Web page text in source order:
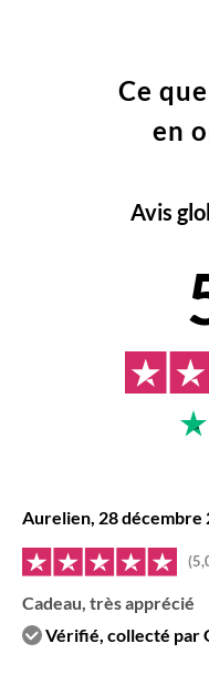
Ce
en
Avis
Aurelien, 28 décembre
Cadeau, très apprécié
Vérifié, collecté par